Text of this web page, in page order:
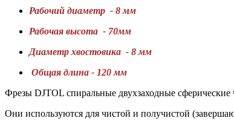
Рабочий диаметр - 8 мм
Рабочая высота - 70мм
Диаметр хвостовика - 8 мм
Общая длина - 120 мм
Фрезы DJTOL спиральные двухзаходные
Они используются для чистой и получистой